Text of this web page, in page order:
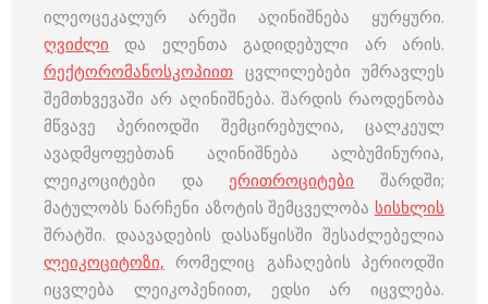
ილეოცეკალურ არეში აღინიშნება ყურყური.
ღვიძლი და ელენთა გადიდებული არ არის.
რექტორომანოსკოპიით ცვლილებები უმრავლეს
შემთხვევაში არ აღინიშნება. შარდის რაოდენობა
მწვავე პერიოდში შემცირებულია, ცალკეულ
ავადმყოფებთან აღინიშნება ალბუმინურია,
ლეიკოციტები დაერითროციტები შარდში;
მატულობს ნარჩენი აზოტის შემცველობა სისხლის
შრატში. დაავადების დასაწყისში შესაძლებელია
ლეიკოციტოზი, რომელიც გაჩაღების პერიოდში
იცვლება ლეიკოპენიით, ედსი არ იცვლება.